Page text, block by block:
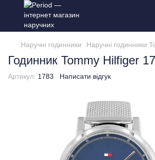
Наручні годинники Наручні годинники
Годинник Tommy Hilfiger
Артикул: 1783 Написати відгук